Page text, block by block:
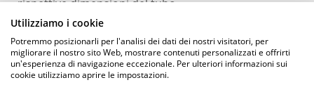
Utilizziamo i cookie
Potremmo posizionarli per l'analisi dei dati dei nostri visitatori, per
migliorare il nostro sito Web, mostrare contenuti personalizzati e offrirti
un'esperienza di navigazione eccezionale. Per ulteriori informazioni sui
cookie utilizziamo aprire le impostazioni.
rispettive dimensioni del tubo.
DETTAGLI DEL PRODOTTO
SCARICAMENTO